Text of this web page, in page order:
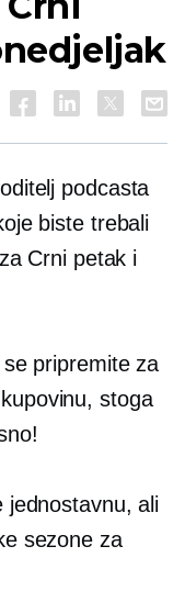
podcasta
biste trebali
Crni petak i
pripremite za
stoga
jednostavnu, ali
sezone za